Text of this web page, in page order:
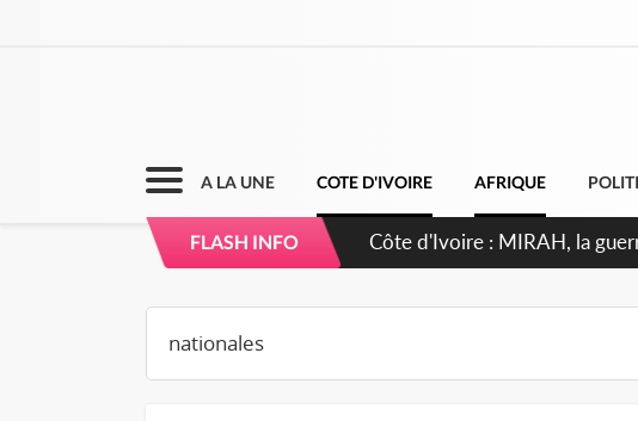
A LA UNE COTE D'IVOIRE AFRIQUE
FLASH INFO Côte d'Ivoire : Indépendance